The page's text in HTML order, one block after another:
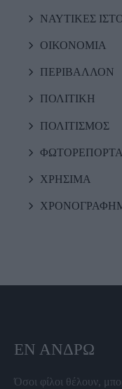
ΝΑΥΤΙΚΕΣ
ΟΙΚΟΝΟΜΙΑ
ΠΕΡΙΒΑΛΛΟΝ
ΠΟΛΙΤΙΚΗ
ΠΟΛΙΤΙΣΜΟΣ
ΧΡΗΣΙΜΑ
ΕΝ ΆΝΔΡΩ
Όσοι φίλοι θέλουν,